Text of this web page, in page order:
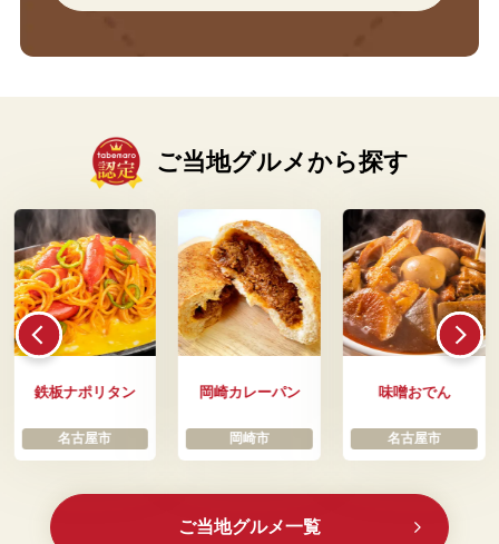
ご当地グルメから探す
鉄板ナポリタン
名古屋市
岡崎カレーパン
岡崎市
味噌おでん
名古屋市
ご当地グルメ一覧